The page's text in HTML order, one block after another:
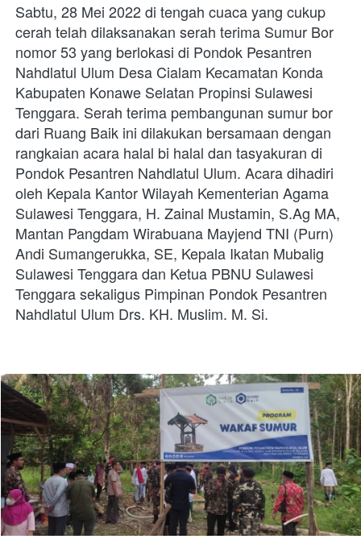
Sabtu, 28 Mei 2022 di tengah cuaca yang cukup
cerah telah dilaksanakan serah terima Sumur Bor
nomor 53 yang berlokasi di Pondok Pesantren
Nahdlatul Ulum Desa Cialam Kecamatan Konda
Kabupaten Konawe Selatan Propinsi Sulawesi
Tenggara. Serah terima pembangunan sumur bor
dari Ruang Baik ini dilakukan bersamaan dengan
rangkaian acara halal bi halal dan tasyakuran di
Pondok Pesantren Nahdlatul Ulum. Acara dihadiri
oleh Kepala Kantor Wilayah Kementerian Agama
Sulawesi Tenggara, H. Zainal Mustamin, S.Ag MA,
Mantan Pangdam Wirabuana Mayjend TNI (Purn)
Andi Sumangerukka, SE, Kepala Ikatan Mubalig
Sulawesi Tenggara dan Ketua PBNU Sulawesi
Tenggara sekaligus Pimpinan Pondok Pesantren
Nahdlatul Ulum Drs. KH. Muslim. M. Si.